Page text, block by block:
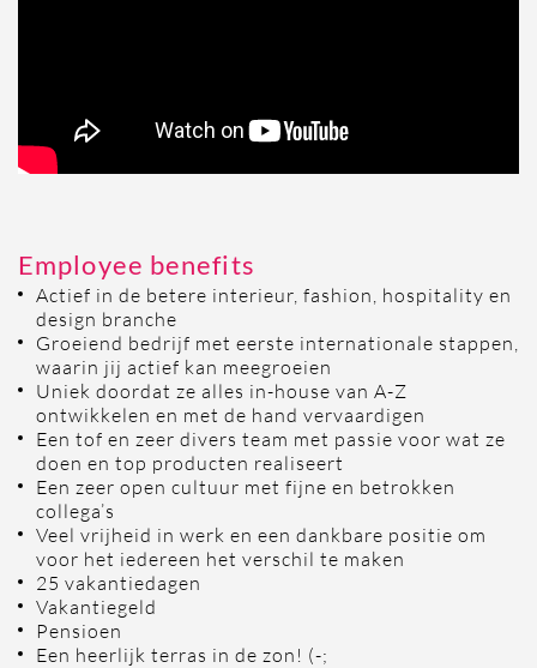
Employee benefits
Actief in de betere interieur, fashion, hospitality en
design branche
Groeiend bedrijf met eerste internationale stappen,
waarin jij actief kan meegroeien
Uniek doordat ze alles in-house van A-Z
ontwikkelen en met de hand vervaardigen
Een tof en zeer divers team met passie voor wat ze
doen en top producten realiseert
Een zeer open cultuur met fijne en betrokken
collega’s
Veel vrijheid in werk en een dankbare positie om
voor het iedereen het verschil te maken
25 vakantiedagen
Vakantiegeld
Pensioen
Een heerlijk terras in de zon! (-;